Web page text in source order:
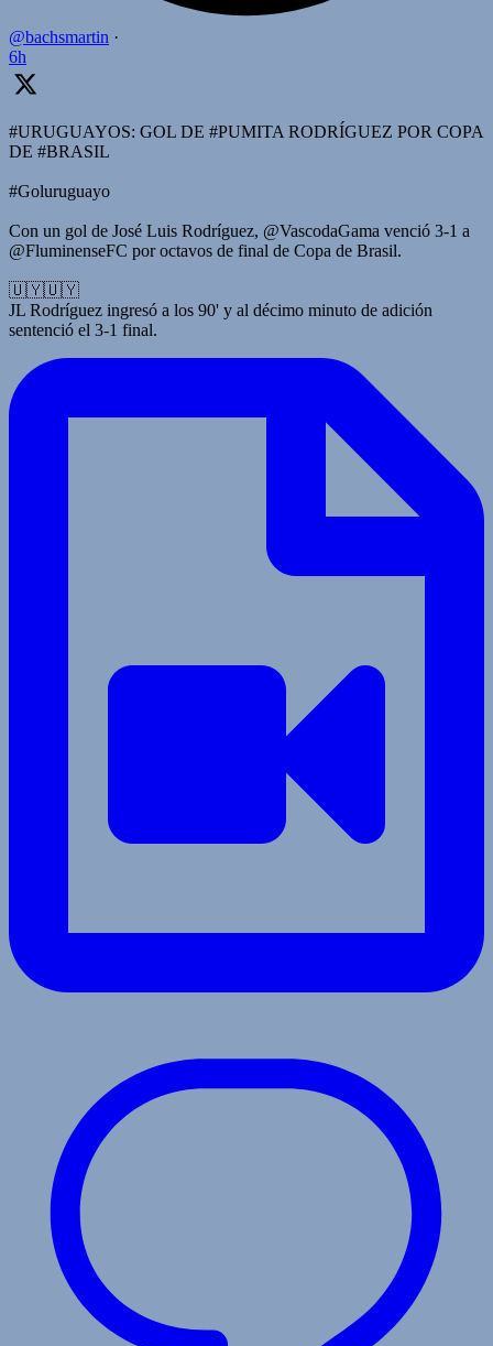
@bachsmartin ·
6h
#URUGUAYOS: GOL DE #PUMITA RODRÍGUEZ POR COPA
DE #BRASIL
#Goluruguayo
Con un gol de José Luis Rodríguez, @VascodaGama venció 3-1 a
@FluminenseFC por octavos de final de Copa de Brasil.
🇺🇾🇺🇾
JL Rodríguez ingresó a los 90' y al décimo minuto de adición
sentenció el 3-1 final.